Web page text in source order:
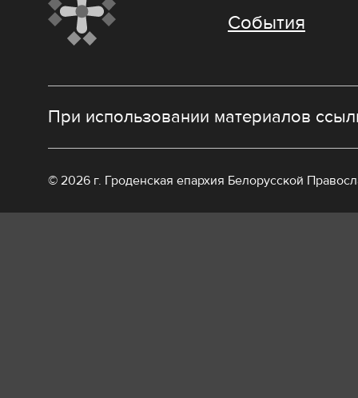
События
При использовании материалов
© 2026 г. Гроденская епархия Белорусской